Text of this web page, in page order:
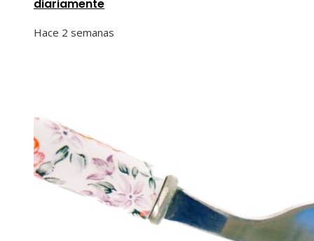
diariamente
Hace 2 semanas